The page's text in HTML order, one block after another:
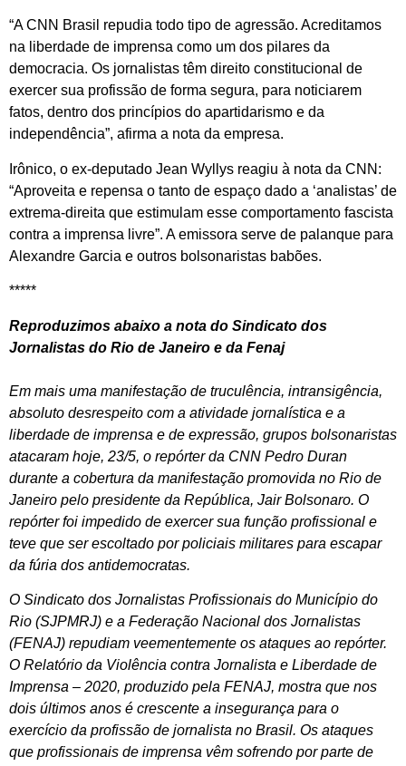
“A CNN Brasil repudia todo tipo de agressão. Acreditamos
na liberdade de imprensa como um dos pilares da
democracia. Os jornalistas têm direito constitucional de
exercer sua profissão de forma segura, para noticiarem
fatos, dentro dos princípios do apartidarismo e da
independência”, afirma a nota da empresa.
Irônico, o ex-deputado Jean Wyllys reagiu à nota da CNN:
“Aproveita e repensa o tanto de espaço dado a ‘analistas’ de
extrema-direita que estimulam esse comportamento fascista
contra a imprensa livre”. A emissora serve de palanque para
Alexandre Garcia e outros bolsonaristas babões.
*****
Reproduzimos abaixo a nota do Sindicato dos
Jornalistas do Rio de Janeiro e da Fenaj
Em mais uma manifestação de truculência, intransigência,
absoluto desrespeito com a atividade jornalística e a
liberdade de imprensa e de expressão, grupos bolsonaristas
atacaram hoje, 23/5, o repórter da CNN Pedro Duran
durante a cobertura da manifestação promovida no Rio de
Janeiro pelo presidente da República, Jair Bolsonaro. O
repórter foi impedido de exercer sua função profissional e
teve que ser escoltado por policiais militares para escapar
da fúria dos antidemocratas.
O Sindicato dos Jornalistas Profissionais do Município do
Rio (SJPMRJ) e a Federação Nacional dos Jornalistas
(FENAJ) repudiam veementemente os ataques ao repórter.
O Relatório da Violência contra Jornalista e Liberdade de
Imprensa – 2020, produzido pela FENAJ, mostra que nos
dois últimos anos é crescente a insegurança para o
exercício da profissão de jornalista no Brasil. Os ataques
que profissionais de imprensa vêm sofrendo por parte de